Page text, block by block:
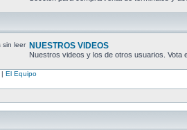
NUESTROS VIDEOS
Nuestros videos y los de otros usuarios. Vota
| El Equipo